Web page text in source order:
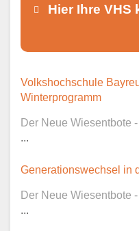
Hier Ihre VHS
Dieser Teil
Volkshochschule
Winterprogramm
Der Neue Wiesentbote
...
Generationswechsel in
Der Neue Wiesentbote
...